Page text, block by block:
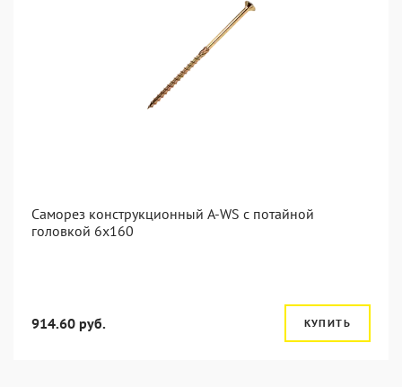
Саморез конструкционный A-WS с потайной
головкой 6x160
914.60 руб. КУПИТЬ